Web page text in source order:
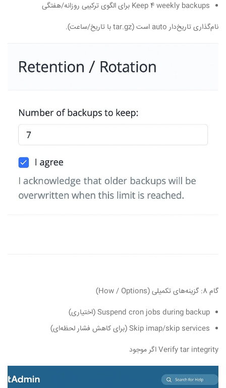
Keep 4 weekly backups برای الگوی ترکیبی روزانه/هفتگی
نام‌گذاری تاریخ‌دار auto است (tar.gz با تاریخ/ساعت).
گام 8: گزینه‌های تکمیلی (How / Options)
Suspend cron jobs during backup (اختیاری)
Skip imap/skip services (برای کاهش فشار لحظه‌ای)
Verify tar integrity اگر موجود